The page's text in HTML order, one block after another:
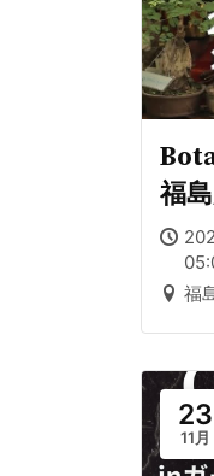
福
福
23
11月